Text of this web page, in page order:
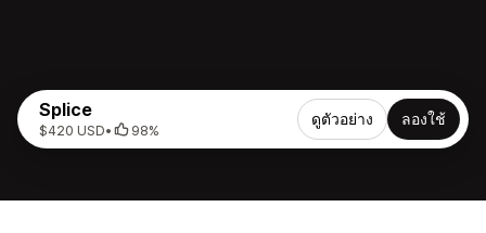
Splice
$420 USD• 98%
ดูตัวอย่าง ลองใช้